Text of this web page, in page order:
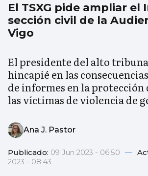
El TSXG pide ampliar el
sección civil de la
Vigo
El presidente del alto
hincapié en las
de informes en la protección
las víctimas de violencia de
Ana J. Pastor
Publicado: 09 Jun 2023 - 06:50 —
2023 - 08:43